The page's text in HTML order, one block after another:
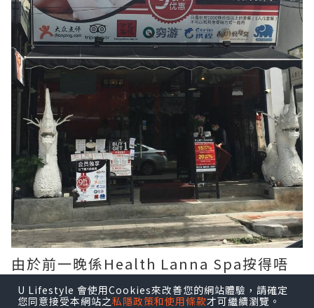
由於前一晚係Health Lanna Spa按得唔
好, 所以第二晚諗住來Ziam Spa再按過,
U Lifestyle 會使用Cookies來改善您的網站體驗，請確定
您同意接受本網站之私隱政策和使用條款才可繼續瀏覽。